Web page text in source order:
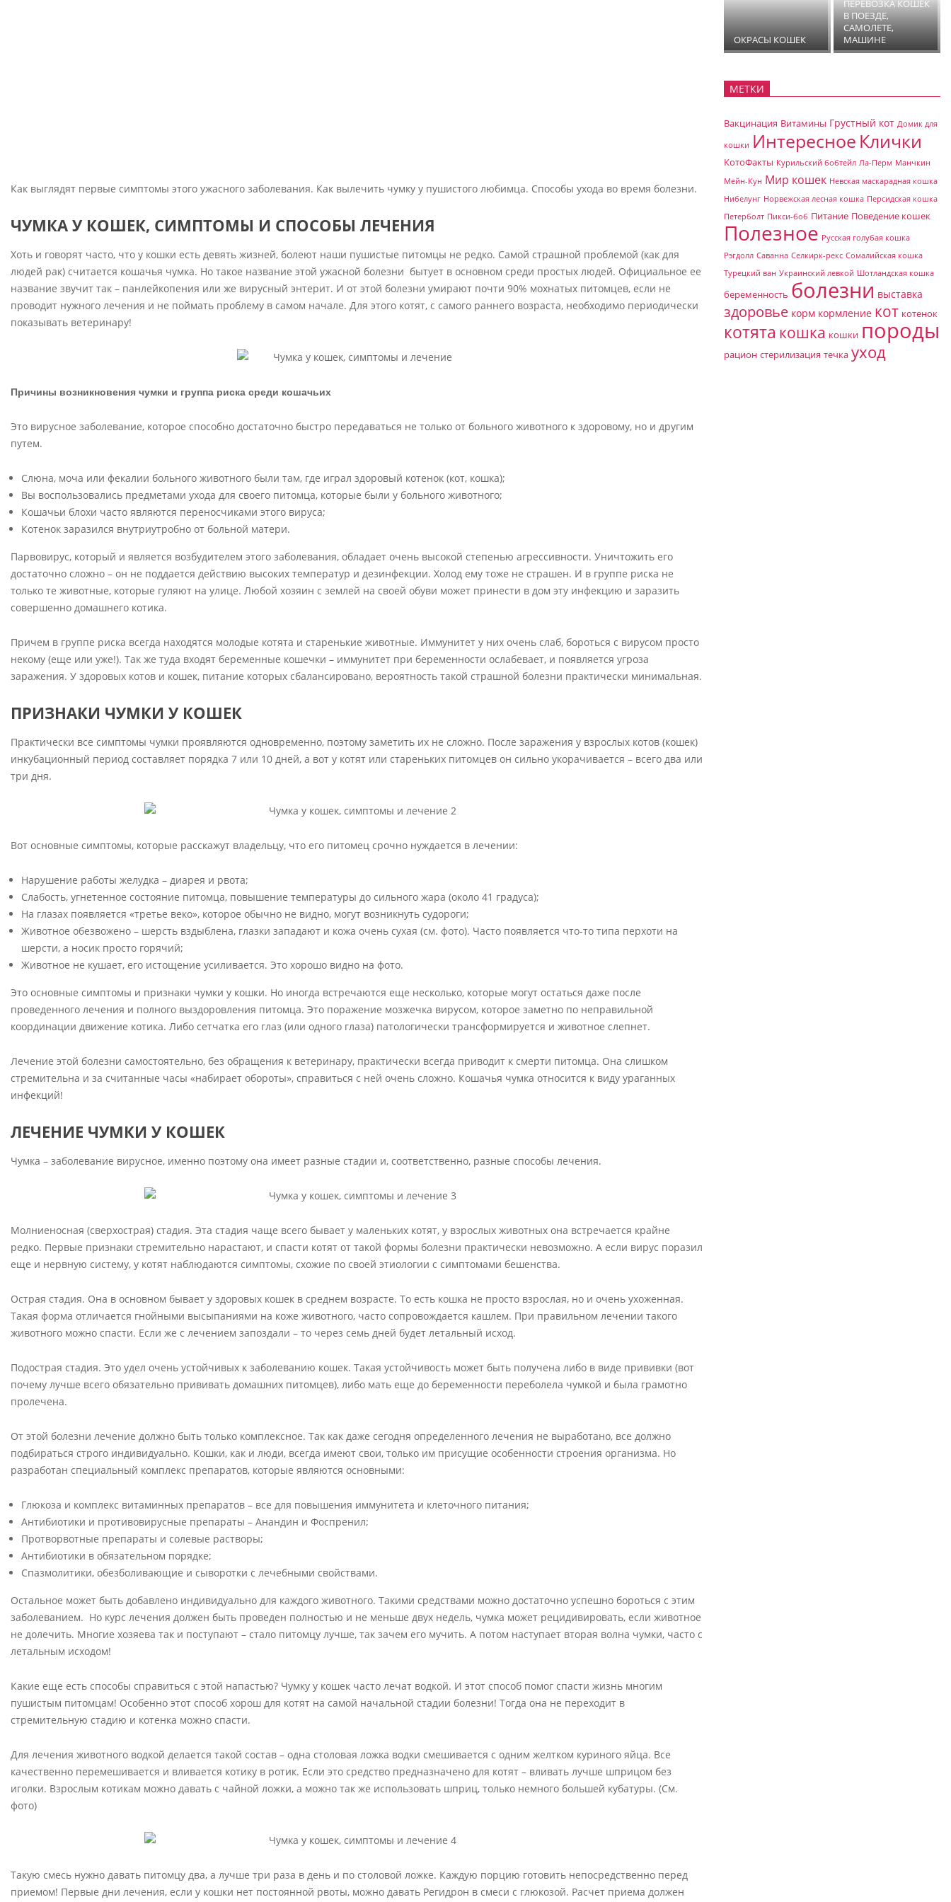
М
И
Л
Е
Ч
Е
Е
Как выглядят первые симптомы этого ужасного заболевания. Как вылечить чумку у пушистого любимца. Способы ухода во время болезни.
ЧУМКА У КОШЕК, СИМПТОМЫ И СПОСОБЫ ЛЕЧЕНИЯ
Хоть и говорят часто, что у кошки есть девять жизней, болеют наши пушистые питомцы не редко. Самой страшной проблемой (как для
людей рак) считается кошачья чумка. Но такое название этой ужасной болезни бытует в основном среди простых людей. Официальное ее
название звучит так – панлейкопения или же вирусный энтерит. И от этой болезни умирают почти 90% мохнатых питомцев, если не
проводит нужного лечения и не поймать проблему в самом начале. Для этого котят, с самого раннего возраста, необходимо периодически
показывать ветеринару!
Причины возникновения чумки и группа риска среди кошачьих
Это вирусное заболевание, которое способно достаточно быстро передаваться не только от больного животного к здоровому, но и другим
путем.
Слюна, моча или фекалии больного животного были там, где играл здоровый котенок (кот, кошка);
Вы воспользовались предметами ухода для своего питомца, которые были у больного животного;
Кошачьи блохи часто являются переносчиками этого вируса;
Котенок заразился внутриутробно от больной матери.
Парвовирус, который и является возбудителем этого заболевания, обладает очень высокой степенью агрессивности. Уничтожить его
достаточно сложно – он не поддается действию высоких температур и дезинфекции. Холод ему тоже не страшен. И в группе риска не
только те животные, которые гуляют на улице. Любой хозяин с землей на своей обуви может принести в дом эту инфекцию и заразить
совершенно домашнего котика.
Причем в группе риска всегда находятся молодые котята и старенькие животные. Иммунитет у них очень слаб, бороться с вирусом просто
некому (еще или уже!). Так же туда входят беременные кошечки – иммунитет при беременности ослабевает, и появляется угроза
заражения. У здоровых котов и кошек, питание которых сбалансировано, вероятность такой страшной болезни практически минимальная.
ПРИЗНАКИ ЧУМКИ У КОШЕК
Практически все симптомы чумки проявляются одновременно, поэтому заметить их не сложно. После заражения у взрослых котов (кошек)
инкубационный период составляет порядка 7 или 10 дней, а вот у котят или стареньких питомцев он сильно укорачивается – всего два или
три дня.
Вот основные симптомы, которые расскажут владельцу, что его питомец срочно нуждается в лечении:
Нарушение работы желудка – диарея и рвота;
Слабость, угнетенное состояние питомца, повышение температуры до сильного жара (около 41 градуса);
На глазах появляется «третье веко», которое обычно не видно, могут возникнуть судороги;
Животное обезвожено – шерсть вздыблена, глазки западают и кожа очень сухая (см. фото). Часто появляется что-то типа перхоти на
шерсти, а носик просто горячий;
Животное не кушает, его истощение усиливается. Это хорошо видно на фото.
Это основные симптомы и признаки чумки у кошки. Но иногда встречаются еще несколько, которые могут остаться даже после
проведенного лечения и полного выздоровления питомца. Это поражение мозжечка вирусом, которое заметно по неправильной
координации движение котика. Либо сетчатка его глаз (или одного глаза) патологически трансформируется и животное слепнет.
Лечение этой болезни самостоятельно, без обращения к ветеринару, практически всегда приводит к смерти питомца. Она слишком
стремительна и за считанные часы «набирает обороты», справиться с ней очень сложно. Кошачья чумка относится к виду ураганных
инфекций!
ЛЕЧЕНИЕ ЧУМКИ У КОШЕК
Чумка – заболевание вирусное, именно поэтому она имеет разные стадии и, соответственно, разные способы лечения.
Молниеносная (сверхострая) стадия. Эта стадия чаще всего бывает у маленьких котят, у взрослых животных она встречается крайне
редко. Первые признаки стремительно нарастают, и спасти котят от такой формы болезни практически невозможно. А если вирус поразил
еще и нервную систему, у котят наблюдаются симптомы, схожие по своей этиологии с симптомами бешенства.
Острая стадия. Она в основном бывает у здоровых кошек в среднем возрасте. То есть кошка не просто взрослая, но и очень ухоженная.
Такая форма отличается гнойными высыпаниями на коже животного, часто сопровождается кашлем. При правильном лечении такого
животного можно спасти. Если же с лечением запоздали – то через семь дней будет летальный исход.
Подострая стадия. Это удел очень устойчивых к заболеванию кошек. Такая устойчивость может быть получена либо в виде прививки (вот
почему лучше всего обязательно прививать домашних питомцев), либо мать еще до беременности переболела чумкой и была грамотно
пролечена.
От этой болезни лечение должно быть только комплексное. Так как даже сегодня определенного лечения не выработано, все должно
подбираться строго индивидуально. Кошки, как и люди, всегда имеют свои, только им присущие особенности строения организма. Но
разработан специальный комплекс препаратов, которые являются основными:
Глюкоза и комплекс витаминных препаратов – все для повышения иммунитета и клеточного питания;
Антибиотики и противовирусные препараты – Анандин и Фоспренил;
Протворвотные препараты и солевые растворы;
Антибиотики в обязательном порядке;
Спазмолитики, обезболивающие и сыворотки с лечебными свойствами.
Остальное может быть добавлено индивидуально для каждого животного. Такими средствами можно достаточно успешно бороться с этим
заболеванием. Но курс лечения должен быть проведен полностью и не меньше двух недель, чумка может рецидивировать, если животное
не долечить. Многие хозяева так и поступают – стало питомцу лучше, так зачем его мучить. А потом наступает вторая волна чумки, часто с
летальным исходом!
Какие еще есть способы справиться с этой напастью? Чумку у кошек часто лечат водкой. И этот способ помог спасти жизнь многим
пушистым питомцам! Особенно этот способ хорош для котят на самой начальной стадии болезни! Тогда она не переходит в
стремительную стадию и котенка можно спасти.
Для лечения животного водкой делается такой состав – одна столовая ложка водки смешивается с одним желтком куриного яйца. Все
качественно перемешивается и вливается котику в ротик. Если это средство предназначено для котят – вливать лучше шприцом без
иголки. Взрослым котикам можно давать с чайной ложки, а можно так же использовать шприц, только немного большей кубатуры. (См.
фото)
Такую смесь нужно давать питомцу два, а лучше три раза в день и по столовой ложке. Каждую порцию готовить непосредственно перед
приемом! Первые дни лечения, если у кошки нет постоянной рвоты, можно давать Регидрон в смеси с глюкозой. Расчет приема должен
ОКРАСЫ КОШЕК
ПЕРЕВОЗКА КОШЕК
В ПОЕЗДЕ,
САМОЛЕТЕ,
МАШИНЕ
МЕТКИ
Вакцинация Витамины Грустный кот Домик для
кошки Интересное Клички
КотоФакты Курильский бобтейл Ла-Перм Манчкин
Мейн-Кун Мир кошек Невская маскарадная кошка
Нибелунг Норвежская лесная кошка Персидская кошка
Петерболт Пикси-боб Питание Поведение кошек
Полезное Русская голубая кошка
Рэгдолл Саванна Селкирк-рекс Сомалийская кошка
Турецкий ван Украинский левкой Шотландская кошка
беременность болезни выставка
здоровье корм кормление кот котенок
котята кошка кошки породы
рацион стерилизация течка уход